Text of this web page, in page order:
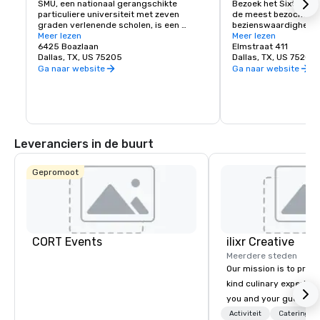
SMU, een nationaal gerangschikte
particuliere universiteit met zeven
graden verlenende scholen, is een
vooraanstaand centrum voor onderwijs
en onderzoek in de buurt van het hart
van Dallas. De 11.000 studenten van de
SMU profiteren van kleine klassen,
samenwerking met de regio Dallas, een
cultuur. SMU-studenten, docenten en
alumni veranderen de wereld door hun
vakgebied, maatschappelijke
betrokkenheid en dienstverlening aan de
samenleving.
Meer lezen
6425 Boazlaan
Dallas, TX, US 75205
Ga naar website
Bezoek het Sixth
de meest bezochte
Telefoon: (214) 747-
Meer lezen
Elmstraat 411
Dallas, TX, US 75202
Ga naar website
Leveranciers in de buurt
Gepromoot
CORT Events ilixr Creative
Meerdere steden
Our mission is to
kind culinary
you and your guests
memories and
Activiteit Catering